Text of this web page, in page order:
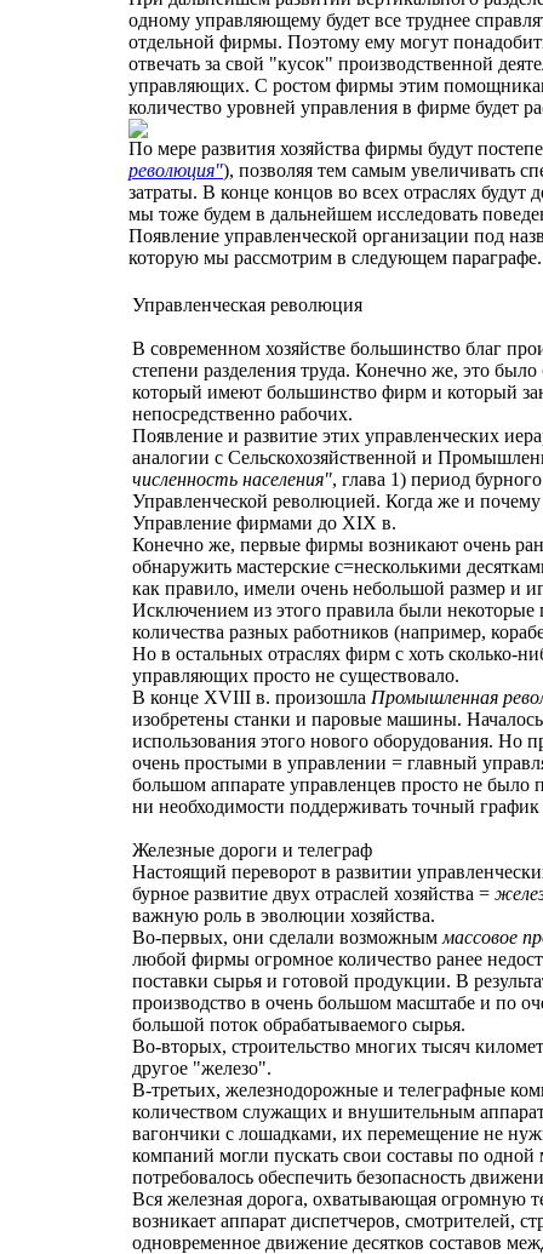
одному управляющему будет все труднее
отдельной фирмы. Поэтому ему могут
отвечать за свой "кусок" производственной
управляющих. С ростом фирмы этим
количество уровней управления в фирме будет
По мере развития хозяйства фирмы будут
революция"), позволяя тем самым увеличивать
затраты. В конце концов во всех отраслях
мы тоже будем в дальнейшем исследовать
Появление управленческой организации под
которую мы рассмотрим в следующем параграфе.
Управленческая революция
В современном хозяйстве большинство благ
степени разделения труда. Конечно же, это
который имеют большинство фирм и который
непосредственно рабочих.
Появление и развитие этих управленческих
аналогии с Сельскохозяйственной и
численность населения", глава 1) период
Управленческой революцией. Когда же и
Управление фирмами до XIX в.
Конечно же, первые фирмы возникают очень
обнаружить мастерские с=несколькими
как правило, имели очень небольшой размер и
Исключением из этого правила были некоторые
количества разных работников (например,
Но в остальных отраслях фирм с хоть сколько-
управляющих просто не существовало.
В конце XVIII в. произошла Промышленная
изобретены станки и паровые машины.
использования этого нового оборудования. Но
очень простыми в управлении = главный
большом аппарате управленцев просто не было
ни необходимости поддерживать точный
Железные дороги и телеграф
Настоящий переворот в развитии
бурное развитие двух отраслей хозяйства =
важную роль в эволюции хозяйства.
Во-первых, они сделали возможным массовое
любой фирмы огромное количество ранее
поставки сырья и готовой продукции. В
производство в очень большом масштабе и по
большой поток обрабатываемого сырья.
Во-вторых, строительство многих тысяч
другое "железо".
В-третьих, железнодорожные и телеграфные
количеством служащих и внушительным
вагончики с лошадками, их перемещение не
компаний могли пускать свои составы по
потребовалось обеспечить безопасность
Вся железная дорога, охватывающая огромную
возникает аппарат диспетчеров, смотрителей,
одновременное движение десятков составов